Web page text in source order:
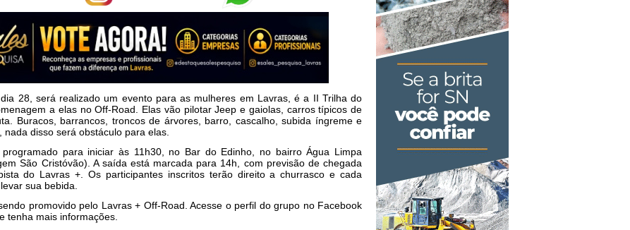
28, será realizado um evento para as mulheres em Lavras, é a II Trilha do
a elas no Off-Road. Elas vão pilotar Jeep e gaiolas, carros típicos de
Buracos, barrancos, troncos de árvores, barro, cascalho, subida íngreme e
nada disso será obstáculo para elas.
para iniciar às 11h30, no Bar do Edinho, no bairro Água Limpa
São Cristóvão). A saída está marcada para 14h, com previsão de chegada
do Lavras +. Os participantes inscritos terão direito a churrasco e cada
sua bebida.
promovido pelo Lavras + Off-Road. Acesse o perfil do grupo no Facebook
tenha mais informações.